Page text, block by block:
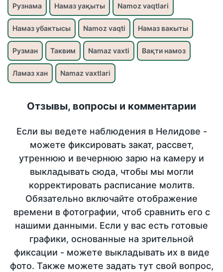
Рузнама Намаз уақыты Namoz vaqtlari
Намаз убактысы Namoz vaqti Намаз вакыты
Рузман Таквим Namaz vaxti Вақти намоз
Ламаз хан Namaz vaxtlari
Отзывы, вопросы и комментарии
Если вы ведете наблюдения в Нелидове -
можете фиксировать закат, рассвет,
утреннюю и вечернюю зарю на камеру и
выкладывать сюда, чтобы мы могли
корректировать расписание молитв.
Обязательно включайте отображение
времени в фотографии, чтоб сравнить его с
нашими данными. Если у вас есть готовые
графики, основанные на зрительной
фиксации - можете выкладывать их в виде
фото. Также можете задать тут свой вопрос,